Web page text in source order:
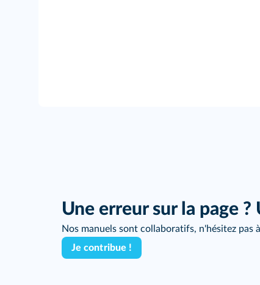
Une erreur sur la page ?
Nos manuels sont collaboratifs, n'hésitez pas
Je contribue !